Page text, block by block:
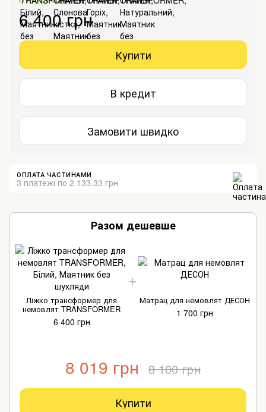
6 400 грн
Купити
В кредит
Замовити швидко
ОПЛАТА ЧАСТИНАМИ
3 платежі по 2 133.33 грн
Разом дешевше
Ліжко трансформер для
немовлят TRANSFORMER
6 400 грн
Матрац для немовлят ДЕСОН
1 700 грн
8 019 грн 8 100 грн
Купити